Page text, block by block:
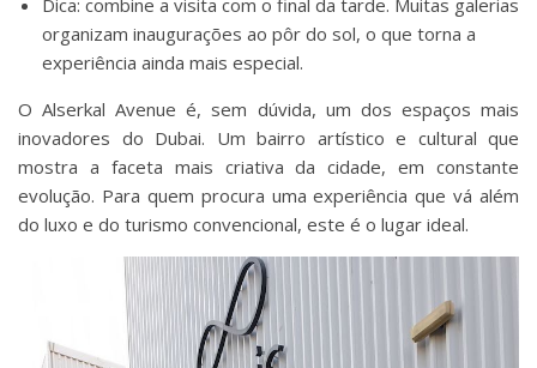
organizam inaugurações ao pôr do sol, o que torna a
experiência ainda mais especial.
O Alserkal Avenue é, sem dúvida, um dos espaços mais
inovadores do Dubai. Um bairro artístico e cultural que
mostra a faceta mais criativa da cidade, em constante
evolução. Para quem procura uma experiência que vá além
do luxo e do turismo convencional, este é o lugar ideal.